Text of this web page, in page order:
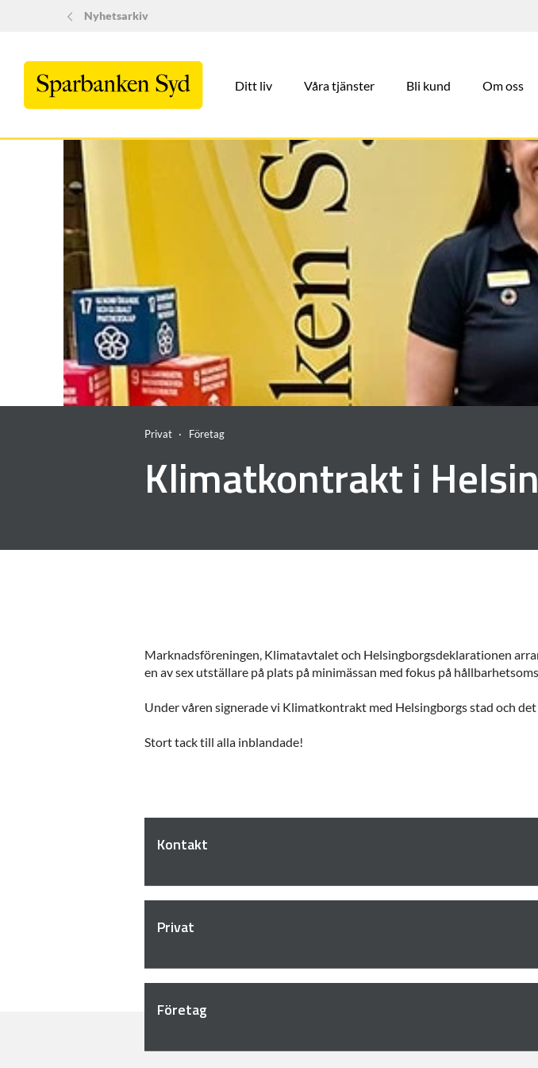
Nyhetsarkiv
Ditt liv Våra tjänster Bli kund Om oss
Privat Företag
Klimatkontrakt i
Marknadsföreningen, Klimatavtalet och Helsingborgsdeklarationen
en av sex utställare på plats på minimässan med fokus på
Under våren signerade vi Klimatkontrakt med Helsingborgs stad och
Stort tack till alla inblandade!
Kontakt
Privat
Företag